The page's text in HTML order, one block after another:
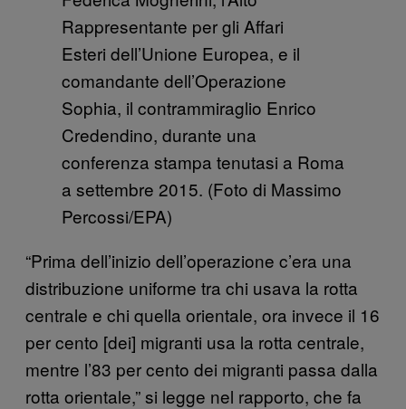
Rappresentante per gli Affari
Esteri dell’Unione Europea, e il
comandante dell’Operazione
Sophia, il contrammiraglio Enrico
Credendino, durante una
conferenza stampa tenutasi a Roma
a settembre 2015. (Foto di Massimo
Percossi/EPA)
“Prima dell’inizio dell’operazione c’era una
distribuzione uniforme tra chi usava la rotta
centrale e chi quella orientale, ora invece il 16
per cento [dei] migranti usa la rotta centrale,
mentre l’83 per cento dei migranti passa dalla
rotta orientale,” si legge nel rapporto, che fa